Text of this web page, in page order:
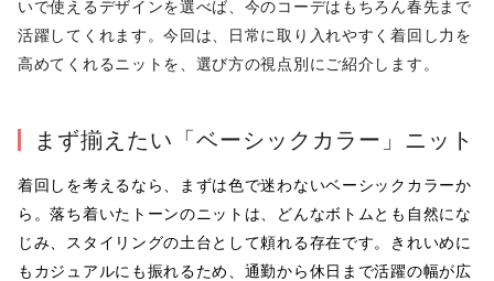
いで使えるデザインを選べば、今のコーデはもちろん春先まで
活躍してくれます。今回は、日常に取り入れやすく着回し力を
高めてくれるニットを、選び方の視点別にご紹介します。
まず揃えたい「ベーシックカラー」ニット
着回しを考えるなら、まずは色で迷わないベーシックカラーか
ら。落ち着いたトーンのニットは、どんなボトムとも自然にな
じみ、スタイリングの土台として頼れる存在です。きれいめに
もカジュアルにも振れるため、通勤から休日まで活躍の幅が広